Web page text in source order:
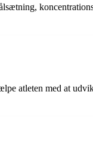
atleten med at